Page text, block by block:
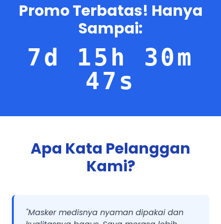
Promo Terbatas! Hanya
Sampai:
7d 15h 30m
47s
Apa Kata Pelanggan
Kami?
"Masker medisnya nyaman dipakai dan